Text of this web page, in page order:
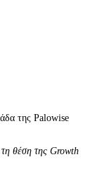
της Palowise
θέση της Growth